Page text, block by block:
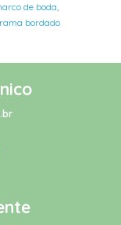
de boda,
bordado